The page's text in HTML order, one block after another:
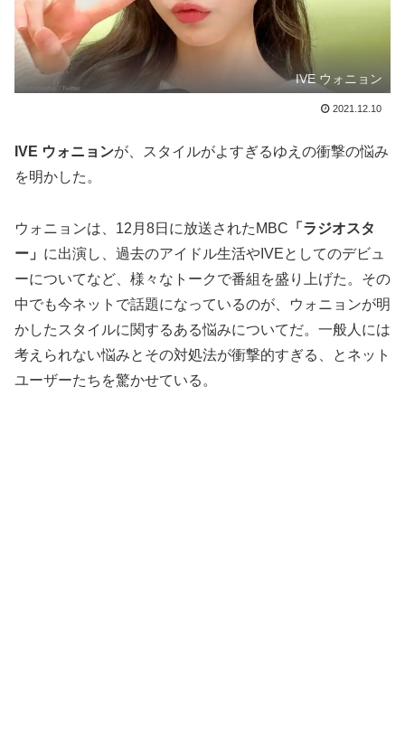
IVE ウォニョン
2021.12.10
IVE ウォニョンが、スタイルがよすぎるゆえの衝撃の悩み
を明かした。
ウォニョンは、12月8日に放送されたMBC 「ラジオスタ
ー」 に出演し、過去のアイドル生活やIVEとしてのデビュ
ーについてなど、様々なトークで番組を盛り上げた。その
中でも今ネットで話題になっているのが、ウォニョンが明
かしたスタイルに関するある悩みについてだ。一般人には
考えられない悩みとその対処法が衝撃的すぎる、とネット
ユーザーたちを驚かせている。